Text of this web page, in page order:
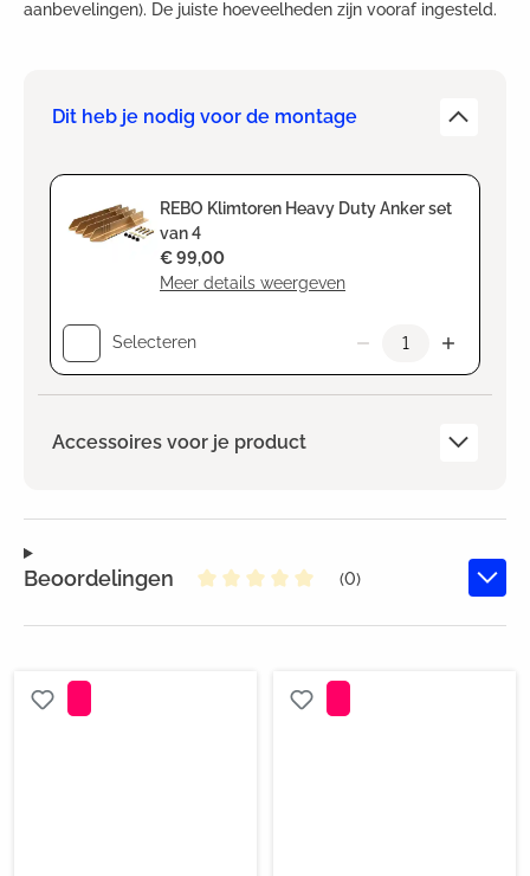
aanbevelingen). De juiste hoeveelheden zijn vooraf ingesteld.
Dit heb je nodig voor de montage
REBO Klimtoren Heavy Duty Anker set
van 4
Meer details weergeven
€ 99,00
Selecteren
Accessoires voor je product
Beoordelingen
(0)